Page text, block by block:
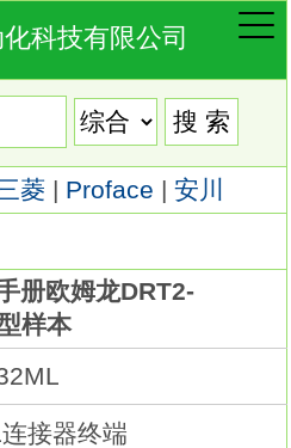
科技有限公司
菱| Proface | 安川
册欧姆龙DRT2-
样本
接器终端